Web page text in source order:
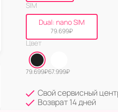
SIM
Dual: nano SIM
79.699₽
Цвет
79.699₽67.999₽
Свой сервисный
Возврат 14 дней